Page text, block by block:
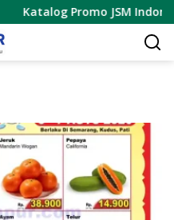
Katalog Promo JSM